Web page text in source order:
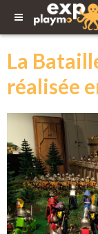
La
réalisée